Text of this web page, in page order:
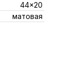
44x20
матовая